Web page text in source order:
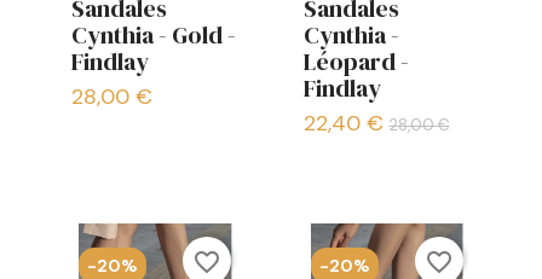
Sandales
Cynthia - Gold -
Findlay
28,00 €
Sandales
Cynthia -
Léopard -
Findlay
22,40 €28,00 €
-20% favorite_border -20% favorite_border